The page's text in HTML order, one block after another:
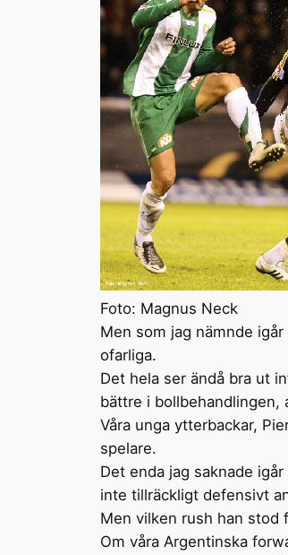
Foto: Magnus Neck
Men som jag nämnde
ofarliga.
Det hela ser ändå bra ut
bättre i bollbehandlingen,
Våra unga ytterbackar,
spelare.
Det enda jag saknade
inte tillräckligt defensivt
Men vilken rush han stod
Om våra Argentinska